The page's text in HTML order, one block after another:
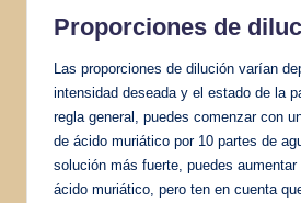
Proporciones de
Las proporciones de dilución varían
intensidad deseada y el estado de la
regla general, puedes comenzar con
de ácido muriático por 10 partes de
solución más fuerte, puedes aumentar
ácido muriático, pero ten en cuenta